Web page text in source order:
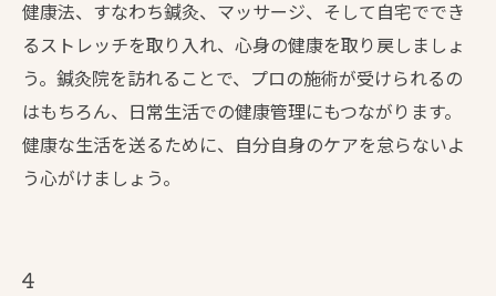
健康法、すなわち鍼灸、マッサージ、そして自宅ででき
るストレッチを取り入れ、心身の健康を取り戻しましょ
う。鍼灸院を訪れることで、プロの施術が受けられるの
はもちろん、日常生活での健康管理にもつながります。
健康な生活を送るために、自分自身のケアを怠らないよ
う心がけましょう。
4